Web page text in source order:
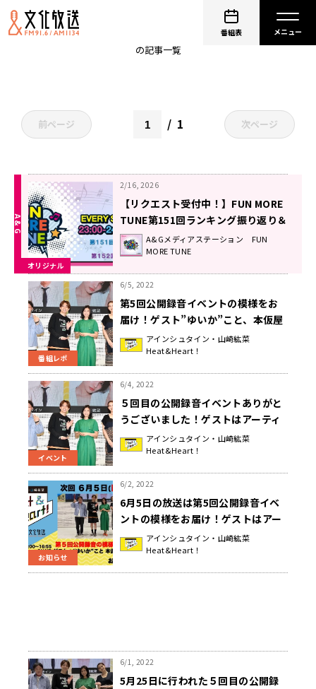
番組表
の記事一覧
前ページ 1 次ページ
オリジナル
2/16, 2026
【リクエスト受付中！】FUN MORE
TUNE第151回ランキング振り返り＆
第152回 注目楽曲紹介
A&Gメディアステーション FUN
MORE TUNE
番組レポ
6/5, 2022
第5回公開録音イベントの模様をお
届け！ゲスト”ゆいか”こと、本仮屋
ユイカさんが求愛されたまさかのお
相手は！？『アインシュタイン・山
アインシュタイン・山崎紘菜
Heat&Heart！
イベント
6/4, 2022
５回目の公開録音イベントありがと
うございました！ゲストはアーティ
スト”ゆいか”こと、本仮屋ユイカさ
ん！『アインシュタイン・山崎紘菜
アインシュタイン・山崎紘菜
Heat&Heart！
お知らせ
6/2, 2022
6月5日の放送は第5回公開録音イベ
ントの模様をお届け！ゲストはアー
ティスト”ゆいか”こと、本仮屋ユイ
カさん！『アインシュタイン・山崎
アインシュタイン・山崎紘菜
Heat&Heart！
6/1, 2022
5月25日に行われた５回目の公開録